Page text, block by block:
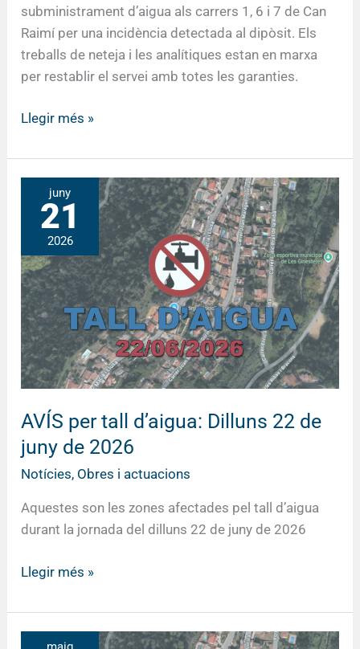
subministrament d’aigua als carrers 1, 6 i 7 de Can
Raimí per una incidència detectada al dipòsit. Els
treballs de neteja i les analítiques estan en marxa
per restablir el servei amb totes les garanties.
Llegir més »
juny
21
2026
AVÍS per tall d’aigua: Dilluns 22 de
juny de 2026
Notícies, Obres i actuacions
Aquestes son les zones afectades pel tall d’aigua
durant la jornada del dilluns 22 de juny de 2026
d’aigua:
Dilluns
22
de
juny
de
2026
Llegir més »
AVÍS